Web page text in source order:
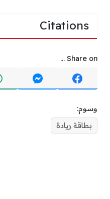
Citations
Share on ...
وسوم:
بطاقة ريادة